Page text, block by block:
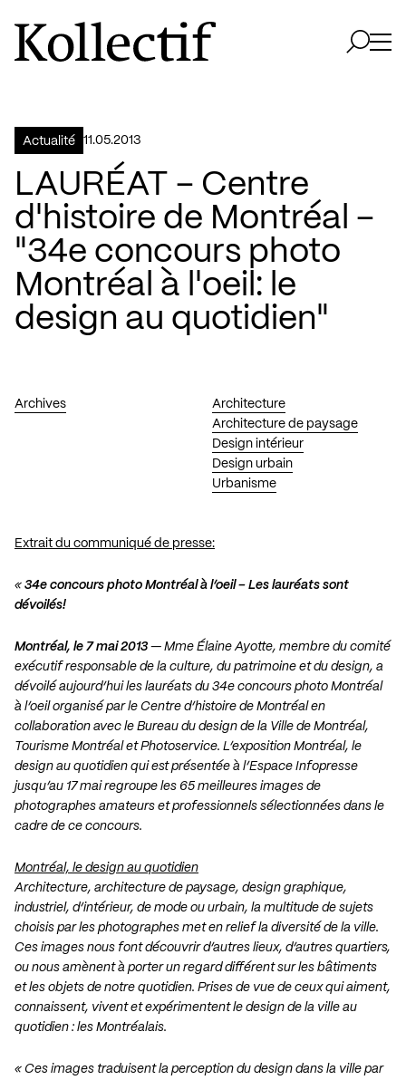
Aller à la page d'accueil
Logo Kollectif
Actualité 11.05.2013
LAURÉAT – Centre
d'histoire de Montréal –
"34e concours photo
Montréal à l'oeil: le
design au quotidien"
Archives
Architecture
Architecture de paysage
Design intérieur
Design urbain
Urbanisme
Extrait du communiqué de presse:
« 34e concours photo Montréal à l’oeil – Les lauréats sont
dévoilés!
Montréal, le 7 mai 2013 — Mme Élaine Ayotte, membre du comité
exécutif responsable de la culture, du patrimoine et du design, a
dévoilé aujourd’hui les lauréats du 34e concours photo Montréal
à l’oeil organisé par le Centre d’histoire de Montréal en
collaboration avec le Bureau du design de la Ville de Montréal,
Tourisme Montréal et Photoservice. L’exposition Montréal, le
design au quotidien qui est présentée à l’Espace Infopresse
jusqu’au 17 mai regroupe les 65 meilleures images de
photographes amateurs et professionnels sélectionnées dans le
cadre de ce concours.
Montréal, le design au quotidien
Architecture, architecture de paysage, design graphique,
industriel, d’intérieur, de mode ou urbain, la multitude de sujets
choisis par les photographes met en relief la diversité de la ville.
Ces images nous font découvrir d’autres lieux, d’autres quartiers,
ou nous amènent à porter un regard différent sur les bâtiments
et les objets de notre quotidien. Prises de vue de ceux qui aiment,
connaissent, vivent et expérimentent le design de la ville au
quotidien : les Montréalais.
« Ces images traduisent la perception du design dans la ville par